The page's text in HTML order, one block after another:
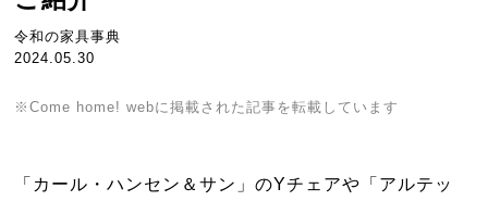
令和の家具事典
2024.05.30
※Come home! webに掲載された記事を転載しています
「カール・ハンセン＆サン」のYチェアや「アルテッ